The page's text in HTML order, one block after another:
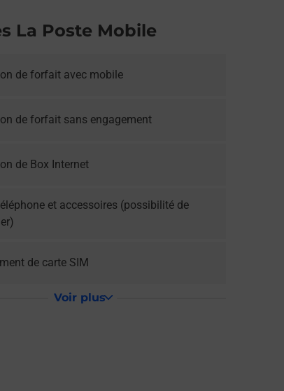
La Poste Mobile
de forfait avec mobile
de forfait sans engagement
de Box Internet
et accessoires (possibilité de
de carte SIM
Voir plus